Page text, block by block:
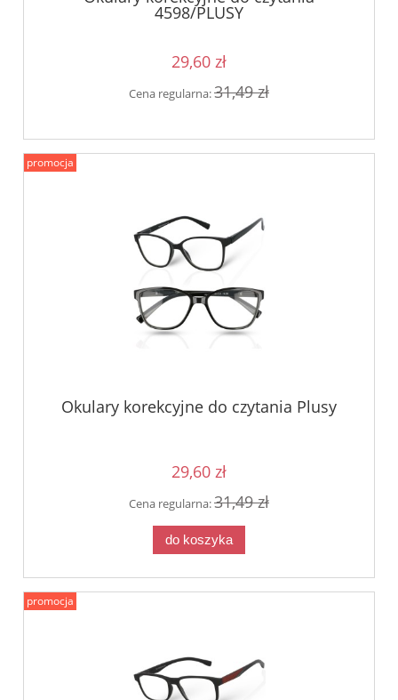
4598/PLUSY
29,60 zł
Cena regularna:31,49 zł
Okulary korekcyjne do czytania Plusy
29,60 zł
Cena regularna:31,49 zł
do koszyka
promocja
promocja